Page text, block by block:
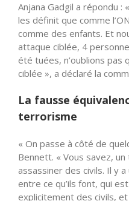
Anjana Gadgil a répondu :
les définit que comme
comme des enfants. Et
attaque ciblée, 4
été tuées, n’oublions pas
ciblée », a déclaré la
La fausse
terrorisme
« On passe à côté de
Bennett. « Vous savez,
assassiner des civils. Il y
entre ce qu’ils font, qui
explicitement des civils,